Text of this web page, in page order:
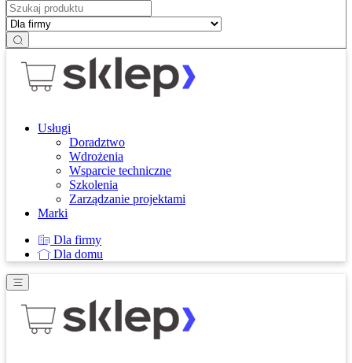
Usługi
Doradztwo
Wdrożenia
Wsparcie techniczne
Szkolenia
Zarządzanie projektami
Marki
Dla firmy
Dla domu